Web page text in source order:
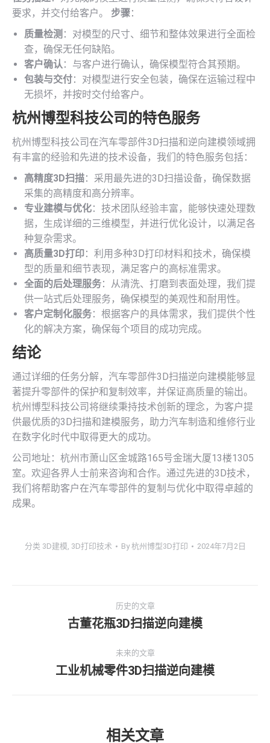
要求，并交付给客户。 步骤：
质量检测 ：对模型的尺寸、细节和整体效果进行全面检
查，确保无任何缺陷。
客户确认 ：与客户进行确认，确保模型符合其预期。
包装与交付：对模型进行安全包装，确保在运输过程中
无损坏，并按时交付给客户。
杭州博型科技公司的特色服务
杭州博型科技公司在汽车零部件3D扫描和逆向建模领域拥
有丰富的经验和先进的技术设备，我们的特色服务包括：
高精度3D扫描：采用最先进的3D扫描设备，确保数据
采集的高精度和高分辨率。
专业建模与优化：技术团队经验丰富，能够快速处理数
据，生成详细的三维模型，并进行优化设计，以满足各
种复杂需求。
高质量3D打印：利用多种3D打印材料和技术，确保模
型的质量和细节表现，满足客户的高标准需求。
全面的后处理服务：从清洗、打磨到表面处理，我们提
供一站式后处理服务，确保模型的美观性和耐用性。
客户定制化服务：根据客户的具体需求，我们提供个性
化的解决方案，确保每个项目的成功完成。
结论
通过详细的任务分解，汽车零部件3D扫描逆向建模能够显
著提升零部件的保护和复制效率，并保证高质量的输出。
杭州博型科技公司将继续秉持技术创新的理念，为客户提
供最优质的3D扫描和建模服务，助力汽车制造和维修行业
在数字化时代中取得更大的成功。
公司地址：杭州市萧山区金城路165号金瑞大厦13楼1305
室。欢迎各界人士前来咨询和合作。通过先进的3D技术，
我们将帮助客户在汽车零部件的复制与优化中取得卓越的
成果。
分类 3D建模 3D打印技术 By杭州博型3D打印 2024年7月2日
历史的文章
历
的
文
古董花瓶3D扫描逆向建模
未来的文章
未
章：
工业机械零件3D扫描逆向建模
相关文章